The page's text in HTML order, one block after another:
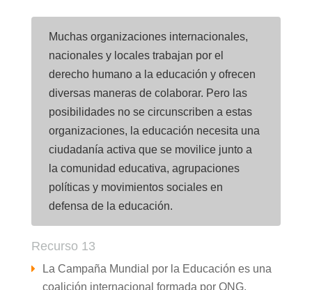
Muchas organizaciones internacionales,
nacionales y locales trabajan por el
derecho humano a la educación y ofrecen
diversas maneras de colaborar. Pero las
posibilidades no se circunscriben a estas
organizaciones, la educación necesita una
ciudadanía activa que se movilice junto a
la comunidad educativa, agrupaciones
políticas y movimientos sociales en
defensa de la educación.
Recurso 13
La Campaña Mundial por la Educación es una
coalición internacional formada por ONG,